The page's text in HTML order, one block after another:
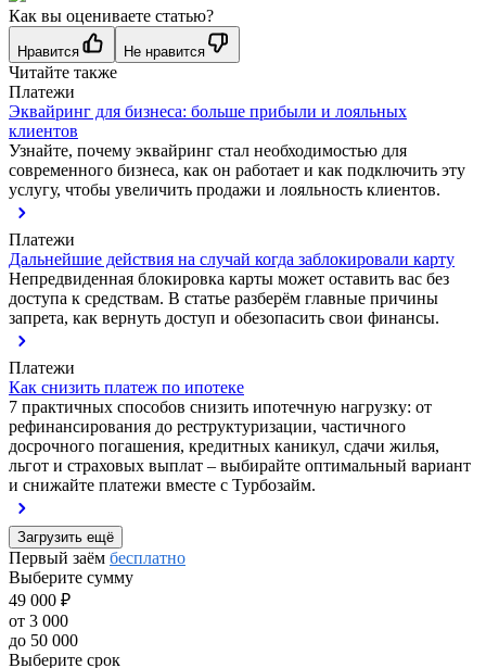
Как вы оцениваете статью?
Нравится Не нравится
Читайте также
Платежи
Эквайринг для бизнеса: больше прибыли и лояльных
клиентов
Узнайте, почему эквайринг стал необходимостью для
современного бизнеса, как он работает и как подключить эту
услугу, чтобы увеличить продажи и лояльность клиентов.
Платежи
Дальнейшие действия на случай когда заблокировали карту
Непредвиденная блокировка карты может оставить вас без
доступа к средствам. В статье разберём главные причины
запрета, как вернуть доступ и обезопасить свои финансы.
Платежи
Как снизить платеж по ипотеке
7 практичных способов снизить ипотечную нагрузку: от
рефинансирования до реструктуризации, частичного
досрочного погашения, кредитных каникул, сдачи жилья,
льгот и страховых выплат – выбирайте оптимальный вариант
и снижайте платежи вместе с Турбозайм.
Загрузить ещё
Первый заём бесплатно
Выберите сумму
49 000 ₽
от 3 000
до 50 000
Выберите срок